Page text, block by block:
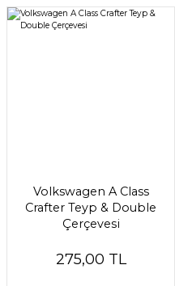
Volkswagen A Class
Crafter Teyp & Double
Çerçevesi
275,00 TL